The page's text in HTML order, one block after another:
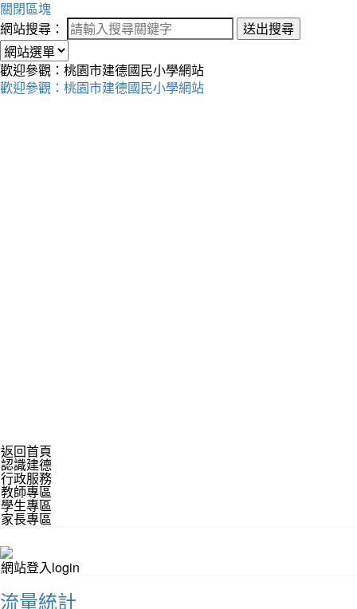
關閉區塊
網站搜尋：
送出搜尋
歡迎參觀：桃園市建德國民小學網站
歡迎參觀：桃園市建德國民小學網站
返回首頁
認識建德
行政服務
教師專區
學生專區
家長專區
網站登入login
流量統計